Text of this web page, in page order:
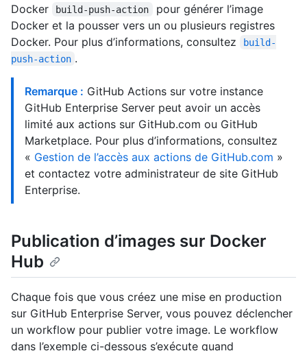
Docker
build-push-action
pour générer l’image
Docker et la pousser vers un ou plusieurs registres
Docker. Pour plus d’informations, consultez
build-
push-action .
Remarque : GitHub Actions sur votre instance
GitHub Enterprise Server peut avoir un accès
limité aux actions sur GitHub.com ou GitHub
Marketplace. Pour plus d’informations, consultez
« Gestion de l’accès aux actions de GitHub.com »
et contactez votre administrateur de site GitHub
Enterprise.
Publication d’images sur Docker
Hub
Chaque fois que vous créez une mise en production
sur GitHub Enterprise Server, vous pouvez déclencher
un workflow pour publier votre image. Le workflow
dans l’exemple ci-dessous s’exécute quand